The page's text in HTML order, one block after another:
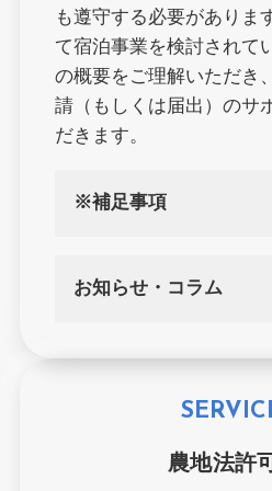
も遵守する必要がありま
て宿泊事業を検討されて
の概要をご理解いただき
請（もしくは届出）のサ
だきます。
※補足事項
お知らせ・コラム
農地法許